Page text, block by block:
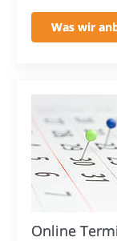
Was wir
Online